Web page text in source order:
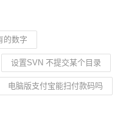
的数字
设置SVN 不提交某个目录
电脑版支付宝能扫付款码吗